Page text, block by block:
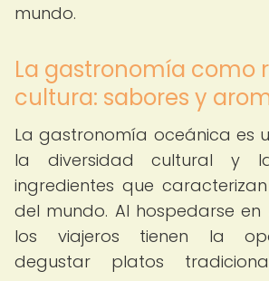
mundo.
La gastronomía como
cultura: sabores y
La gastronomía oceánica es
la diversidad cultural y
ingredientes que
del mundo. Al hospedarse en
los viajeros tienen la
degustar platos